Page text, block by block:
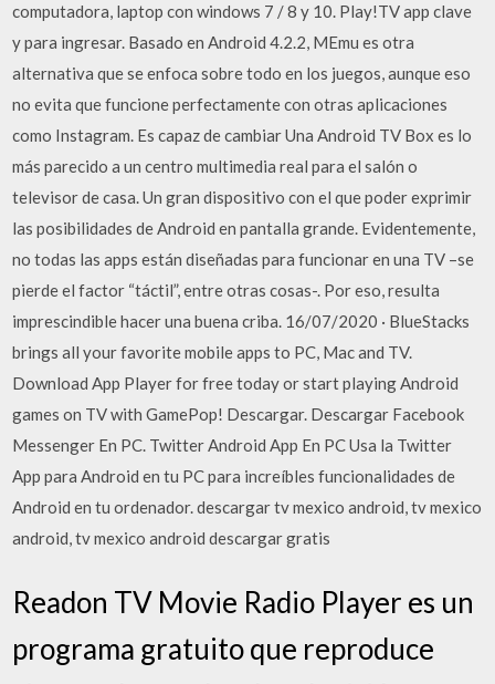
computadora, laptop con windows 7 / 8 y 10. Play!TV app clave
y para ingresar. Basado en Android 4.2.2, MEmu es otra
alternativa que se enfoca sobre todo en los juegos, aunque eso
no evita que funcione perfectamente con otras aplicaciones
como Instagram. Es capaz de cambiar Una Android TV Box es lo
más parecido a un centro multimedia real para el salón o
televisor de casa. Un gran dispositivo con el que poder exprimir
las posibilidades de Android en pantalla grande. Evidentemente,
no todas las apps están diseñadas para funcionar en una TV –se
pierde el factor “táctil”, entre otras cosas-. Por eso, resulta
imprescindible hacer una buena criba. 16/07/2020 · BlueStacks
brings all your favorite mobile apps to PC, Mac and TV.
Download App Player for free today or start playing Android
games on TV with GamePop! Descargar. Descargar Facebook
Messenger En PC. Twitter Android App En PC Usa la Twitter
App para Android en tu PC para increíbles funcionalidades de
Android en tu ordenador. descargar tv mexico android, tv mexico
android, tv mexico android descargar gratis
Readon TV Movie Radio Player es un
programa gratuito que reproduce